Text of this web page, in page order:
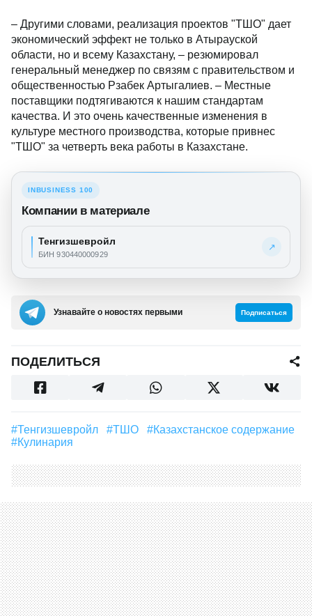
– Другими словами, реализация проектов "ТШО" дает
экономический эффект не только в Атырауской
области, но и всему Казахстану, – резюмировал
генеральный менеджер по связям с правительством и
общественностью Рзабек Артыгалиев. – Местные
поставщики подтягиваются к нашим стандартам
качества. И это очень качественные изменения в
культуре местного производства, которые привнес
"ТШО" за четверть века работы в Казахстане.
INBUSINESS 100
Компании в материале
Тенгизшевройл
БИН 930440000929
↗
Узнавайте о новостях первыми Подписаться
ПОДЕЛИТЬСЯ
#Тенгизшевройл #ТШО
#казахстанское содержание
#Кулинария